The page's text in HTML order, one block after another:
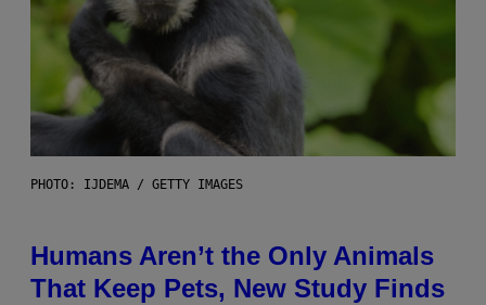
PHOTO: IJDEMA / GETTY IMAGES
Humans Aren’t the Only Animals
That Keep Pets, New Study Finds